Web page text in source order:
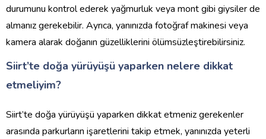
durumunu kontrol ederek yağmurluk veya mont gibi giysiler de
almanız gerekebilir. Ayrıca, yanınızda fotoğraf makinesi veya
kamera alarak doğanın güzelliklerini ölümsüzleştirebilirsiniz.
Siirt’te doğa yürüyüşü yaparken nelere dikkat
etmeliyim?
Siirt’te doğa yürüyüşü yaparken dikkat etmeniz gerekenler
arasında parkurların işaretlerini takip etmek, yanınızda yeterli